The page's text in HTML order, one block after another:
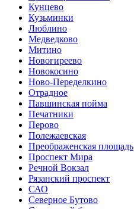
Кунцево
Кузьминки
Люблино
Медведково
Митино
Новогиреево
Новокосино
Ново-Переделкино
Отрадное
Павшинская пойма
Печатники
Перово
Полежаевская
Преображенская площадь
Проспект Мира
Речной Вокзал
Рязанский проспект
САО
Северное Бутово